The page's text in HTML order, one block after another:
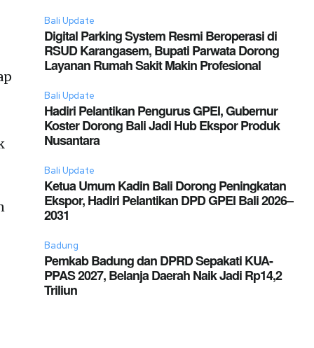
Bali Update
Digital Parking System Resmi Beroperasi di
RSUD Karangasem, Bupati Parwata Dorong
Layanan Rumah Sakit Makin Profesional
Bali Update
Hadiri Pelantikan Pengurus GPEI, Gubernur
Koster Dorong Bali Jadi Hub Ekspor Produk
Nusantara
Bali Update
Ketua Umum Kadin Bali Dorong Peningkatan
Ekspor, Hadiri Pelantikan DPD GPEI Bali 2026–
2031
Badung
Pemkab Badung dan DPRD Sepakati KUA-
PPAS 2027, Belanja Daerah Naik Jadi Rp14,2
Triliun